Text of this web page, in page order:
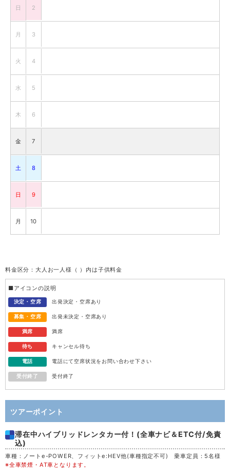
日 2
月 3
火 4
水 5
木 6
金 7
土 8
日 9
月 10
水 12
木 13
金 14
日 16
月 17
火 18
水 19
料金区分：大人お一人様（ ）内は子供料金
■アイコンの説明
決定・空席 出発決定・空席あり
募集・空席 出発未決定・空席あり
満席 満席
待ち キャンセル待ち
電話 電話にて空席状況をお問い合わせ下さい
受付終了 受付終了
ツアーポイント
滞在中ハイブリッドレンタカー付！(全車ナビ＆ETC付/免責
込)
車種：ノートe-POWER、フィットe:HEV他(車種指定不可) 乗車定員：5名様
※全車禁煙・AT車となります。